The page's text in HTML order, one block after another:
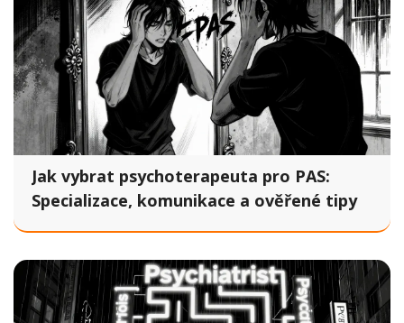
Jak vybrat psychoterapeuta pro PAS:
Specializace, komunikace a ověřené tipy